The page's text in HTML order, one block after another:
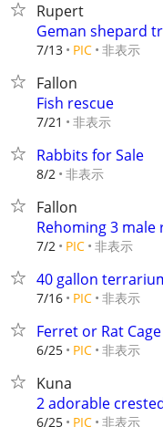
Rupert
Geman shepard
7/13 PIC 非表示
Fallon
Fish rescue
7/21 非表示
Rabbits for Sale
8/2 非表示
Fallon
Rehoming 3
7/2 PIC 非表示
40 gallon
7/16 PIC 非表示
Ferret or Rat
6/25 PIC 非表示
Kuna
2 adorable
6/25 PIC 非表示